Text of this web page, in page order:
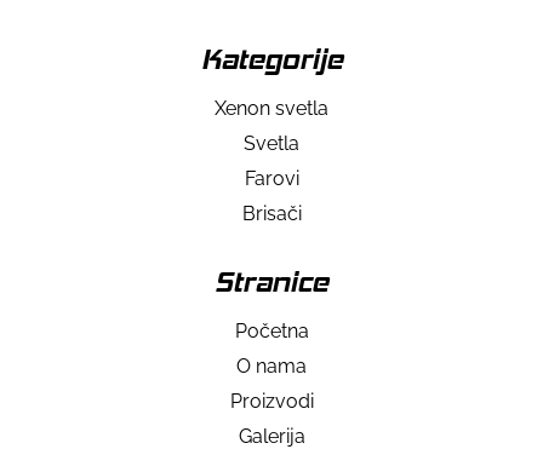
Kategorije
Xenon svetla
Svetla
Farovi
Brisači
Stranice
Početna
O nama
Proizvodi
Galerija